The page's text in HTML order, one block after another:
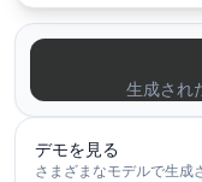
生成され
デモを見る
さまざまなモデルで生成